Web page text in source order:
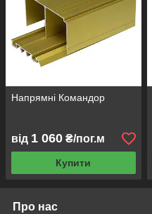
Напрямні Командор
від 1 060 ₴/пог.м
Купити
Про нас